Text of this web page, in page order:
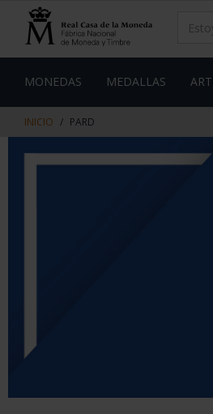
contenido
de
MONEDAS MEDALLAS
INICIO PARD